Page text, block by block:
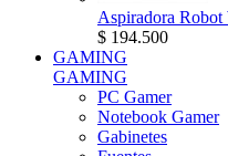
Aspiradora
$ 194.500
GAMING
GAMING
PC Gamer
Notebook Gamer
Gabinetes